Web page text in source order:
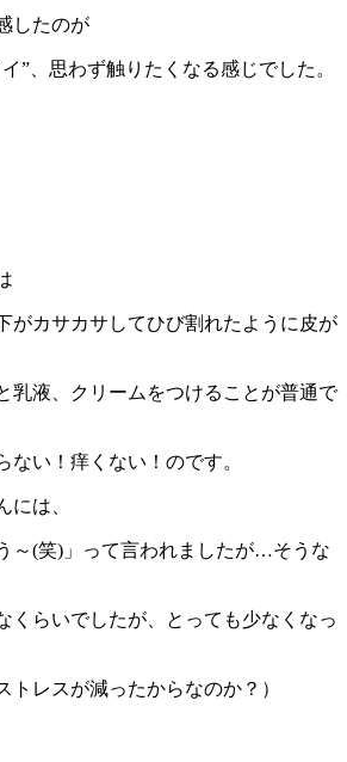
したのが
”、思わず触りたくなる感じでした。
がカサカサしてひび割れたように皮が
乳液、クリームをつけることが普通で
ない！痒くない！のです。
には、
～(笑)」って言われましたが…そうな
くらいでしたが、とっても少なくなっ
トレスが減ったからなのか？）